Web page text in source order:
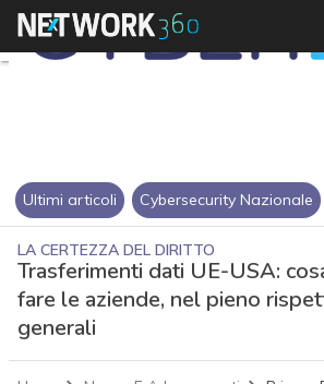
Ultimi articoli Cybersecurity Nazionale
LA CERTEZZA DEL DIRITTO
Trasferimenti dati UE-USA:
fare le aziende, nel pieno
generali